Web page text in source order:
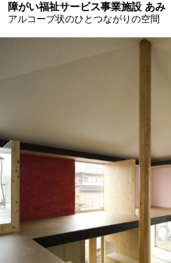
障がい福祉サービス事業施設 あみ
アルコーブ状のひとつながりの空間